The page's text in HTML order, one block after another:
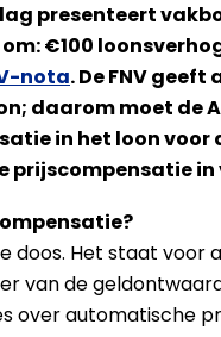
presenteert
€100
nota. De FNV
daarom moet de
in het loon
in
doos. Het staat
van de
over automatische